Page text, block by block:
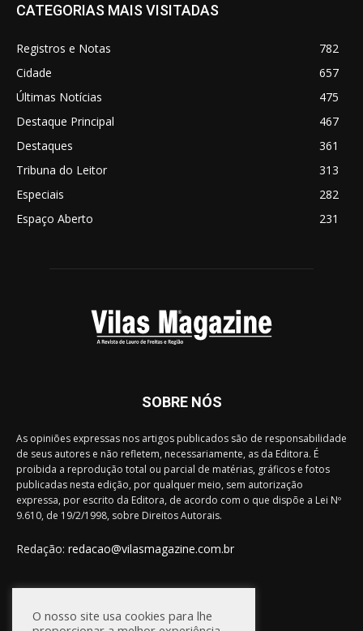
CATEGORIAS MAIS VISITADAS
Registros e Notas
782
Cidade
657
Últimas Notícias
475
Destaque Principal
467
Destaques
361
Tribuna do Leitor
313
Especiais
282
Espaço Aberto
231
SOBRE NÓS
As opiniões expressas nos artigos publicados são de responsabilidade
de seus autores e não refletem, necessariamente, as da Editora. É
proibida a reprodução total ou parcial de matérias, gráficos e fotos
publicadas nesta edição, por qualquer meio, sem autorização
expressa, por escrito da Editora, de acordo com o que dispõe a Lei Nº
9.610, de 19/2/1998, sobre Direitos Autorais.
Redação: redacao@vilasmagazine.com.br
FIQUE CONECTADO
O nosso site usa cookies para lhe